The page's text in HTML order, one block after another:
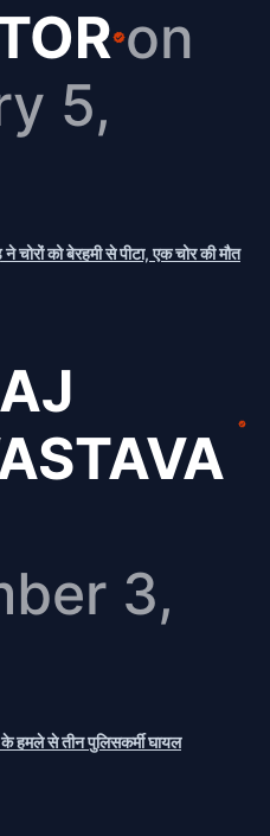
on
5,
चोरों को बेरहमी से पीटा, एक चोर की मौत
3,
के हमले से तीन पुलिसकर्मी घायल